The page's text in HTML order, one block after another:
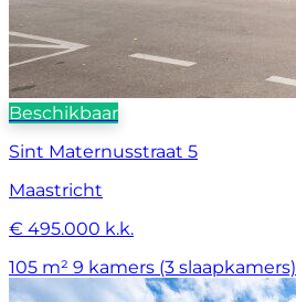
Beschikbaar
Sint Maternusstraat 5
Maastricht
€ 495.000 k.k.
105 m² 9 kamers (3 slaapkamers)